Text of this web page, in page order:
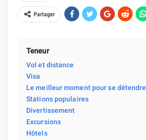
Partager
Teneur
Vol et distance
Visa
Le meilleur moment pour se détendre
Stations populaires
Divertissement
Excursions
Hôtels